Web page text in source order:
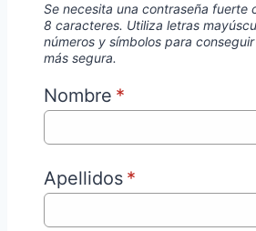
Se necesita una contraseña fuerte
8 caracteres. Utiliza letras
números y símbolos para
más segura.
Nombre *
Apellidos *